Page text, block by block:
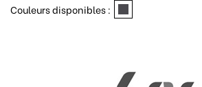
Couleurs disponibles :